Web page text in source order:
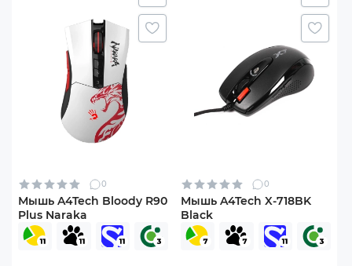
0
Мышь A4Tech Bloody R90
Plus Naraka
0
Мышь A4Tech X-718BK
Black